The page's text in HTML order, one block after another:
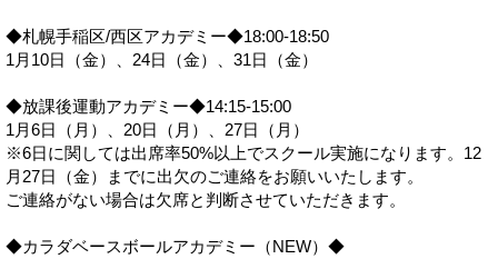
◆札幌手稲区/西区アカデミー◆18:00-18:50
1月10日（金）、24日（金）、31日（金）
◆放課後運動アカデミー◆14:15-15:00
1月6日（月）、20日（月）、27日（月）
※6日に関しては出席率50%以上でスクール実施になります。12
月27日（金）までに出欠のご連絡をお願いいたします。
ご連絡がない場合は欠席と判断させていただきます。
◆カラダベースボールアカデミー（NEW）◆